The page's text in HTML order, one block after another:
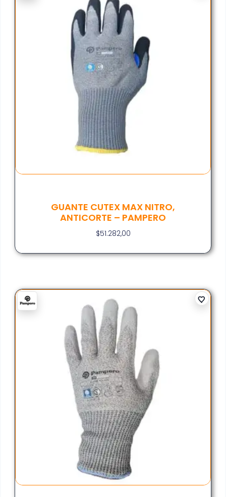
GUANTE CUTEX MAX NITRO,
ANTICORTE – PAMPERO
$51.282,00